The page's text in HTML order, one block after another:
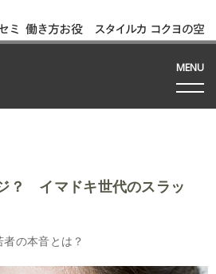
ミ
ー
働き方お役
立ち資料
スタイルカ
タログ
コクヨの空
間って!?
MENU
？ イマドキ世代のスラッ
の本音とは？